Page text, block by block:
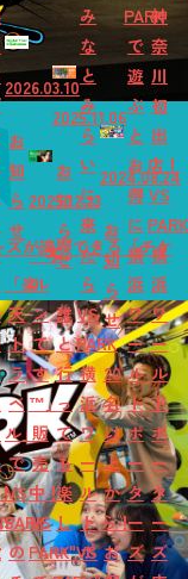
2026.03.10
お
知
ら
せ
「楽
天
ト
ラ
ベ
ル」
で
VS
PARK
の
2025.12.23
「写
ル
ン
で
す
™」
販
売
中！
VS
PARK
2025.11.06
お
知
ら
せ
誰
と
行
っ
て
も
楽
し
い"VS
み
な
と
み
ら
い
に
来
た
ら
VS
PARK
横
浜
ワ
ー
ル
ド
ポ
2024.08.24
お
知
ら
せ
20
名
以
上
か
ら！
お
PARK
で
遊
ぶ
と
お
得
に
横
浜
ワ
ー
ル
ド
ポ
ー
タ
ー
ズ
神
奈
川
初
出
店！
VS
PARK
横
浜
ワ
ー
ル
ド
ポ
ー
タ
ー
ズ
が満喫できる「チケ